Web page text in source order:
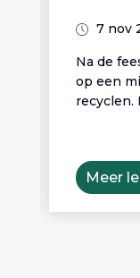
7 nov
Na de
op een
recyclen.
Meer